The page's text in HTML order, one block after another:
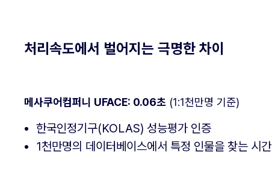
처리속도에서 벌어지는 극명한 차이
메사쿠어컴퍼니 UFACE: 0.06초 (1:1천만명 기준)
한국인정기구(KOLAS) 성능평가 인증
1천만명의 데이터베이스에서 특정 인물을 찾는 시간